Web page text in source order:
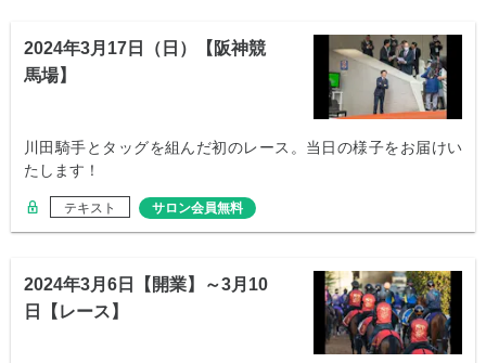
2024年3月17日（日）【阪神競
馬場】
川田騎手とタッグを組んだ初のレース。当日の様子をお届けい
たします！
テキスト サロン会員無料
2024年3月6日【開業】～3月10
日【レース】